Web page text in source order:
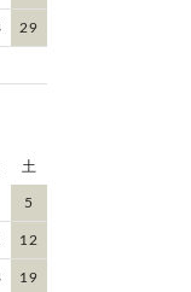
29
土
5
12
19